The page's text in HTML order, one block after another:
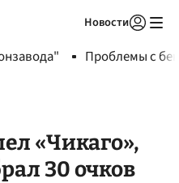
Новости
Проблемы с
«Чикаго»,
30 очков